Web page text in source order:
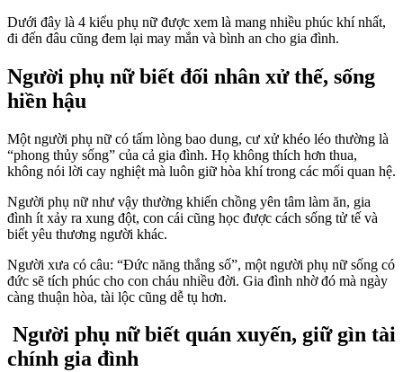
Dưới đây là 4 kiểu phụ nữ được xem là mang nhiều phúc khí nhất,
đi đến đâu cũng đem lại may mắn và bình an cho gia đình.
Người phụ nữ biết đối nhân xử thế, sống
hiền hậu
Một người phụ nữ có tấm lòng bao dung, cư xử khéo léo thường là
“phong thủy sống” của cả gia đình. Họ không thích hơn thua,
không nói lời cay nghiệt mà luôn giữ hòa khí trong các mối quan hệ.
Người phụ nữ như vậy thường khiến chồng yên tâm làm ăn, gia
đình ít xảy ra xung đột, con cái cũng học được cách sống tử tế và
biết yêu thương người khác.
Người xưa có câu: “Đức năng thắng số”, một người phụ nữ sống có
đức sẽ tích phúc cho con cháu nhiều đời. Gia đình nhờ đó mà ngày
càng thuận hòa, tài lộc cũng dễ tụ hơn.
Người phụ nữ biết quán xuyến, giữ gìn tài
chính gia đình